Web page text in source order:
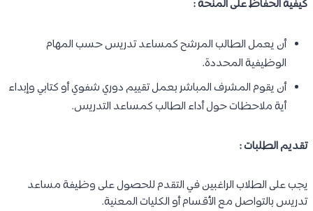
كيفية الحفاظ على المنحة :
أن يعمل الطالب المرشح كمساعد تدريس حسب المهام
الوظيفية المحددة.
أن يقوم المشرف المباشر بعمل تقييم دوري شفوي أو كتابي وإبداء
أية ملاحظات حول أداء الطالب كمساعد التدريس.
تقديم الطلبات :
يجب على الطلاب الراغبين في التقدم للحصول على وظيفة مساعد
تدريس بالتواصل مع الأقسام أو الكليات المعنية.